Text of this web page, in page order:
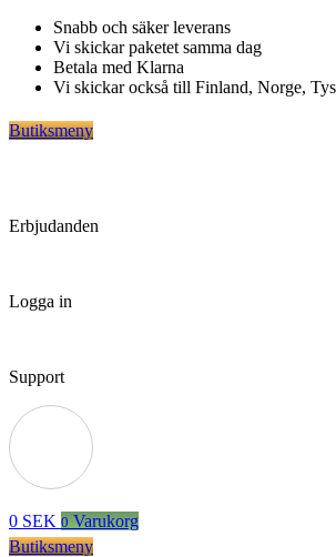
Hoppa
innehåll
Snabb och säker leverans
Vi skickar paketet samma dag
Betala med Klarna
Vi skickar också till Finland, Norge,
Butiksmeny
Erbjudanden
Logga in
Support
0 SEK 0 Varukorg
Butiksmeny